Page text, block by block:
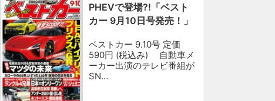
PHEVで登場?!「ベスト
カー 9月10日号発売！」
ベストカー 9.10号 定価
590円 (税込み) 自動車メ
ーカー出演のテレビ番組が
SN…